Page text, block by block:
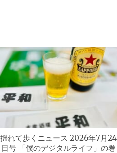
揺れて歩くニュース 2026年7月24
日号 「僕のデジタルライフ」の巻